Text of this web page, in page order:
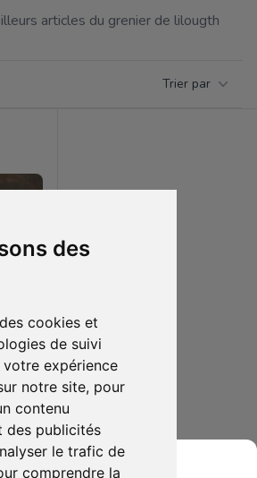
des
cookies et
de suivi
expérience
notre site, pour
contenu
des publicités
le trafic de
comprendre la
articles du grenier de lilougth
Trier par
0